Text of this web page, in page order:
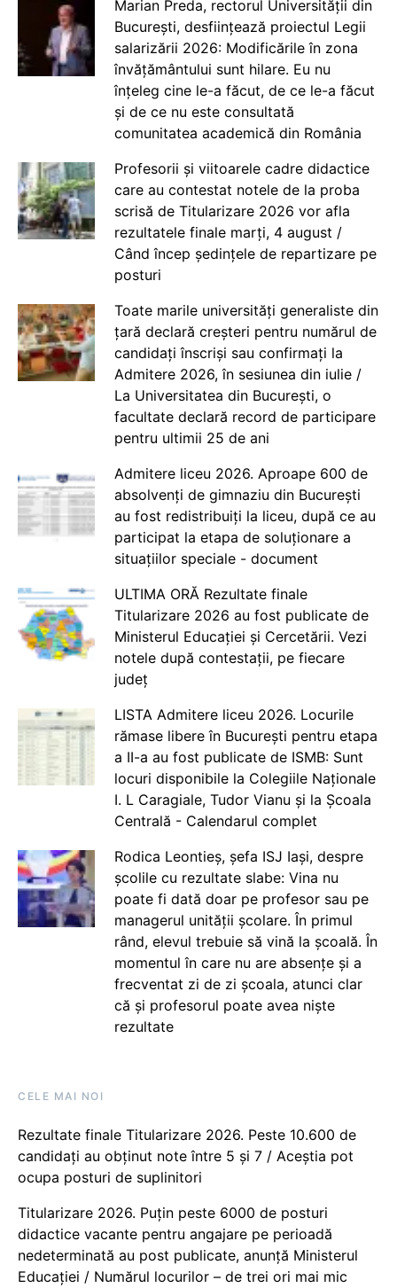
Marian Preda, rectorul Universității din
București, desființează proiectul Legii
salarizării 2026: Modificările în zona
învățământului sunt hilare. Eu nu
înțeleg cine le-a făcut, de ce le-a făcut
și de ce nu este consultată
comunitatea academică din România
Profesorii și viitoarele cadre didactice
care au contestat notele de la proba
scrisă de Titularizare 2026 vor afla
rezultatele finale marți, 4 august /
Când încep ședințele de repartizare pe
posturi
Toate marile universități generaliste din
țară declară creșteri pentru numărul de
candidați înscriși sau confirmați la
Admitere 2026, în sesiunea din iulie /
La Universitatea din București, o
facultate declară record de participare
pentru ultimii 25 de ani
Admitere liceu 2026. Aproape 600 de
absolvenți de gimnaziu din București
au fost redistribuiți la liceu, după ce au
participat la etapa de soluționare a
situațiilor speciale - document
ULTIMA ORĂ Rezultate finale
Titularizare 2026 au fost publicate de
Ministerul Educației și Cercetării. Vezi
notele după contestații, pe fiecare
județ
LISTA Admitere liceu 2026. Locurile
rămase libere în București pentru etapa
a II-a au fost publicate de ISMB: Sunt
locuri disponibile la Colegiile Naționale
I. L Caragiale, Tudor Vianu și la Școala
Centrală - Calendarul complet
Rodica Leontieș, șefa ISJ Iași, despre
școlile cu rezultate slabe: Vina nu
poate fi dată doar pe profesor sau pe
managerul unității școlare. În primul
rând, elevul trebuie să vină la școală. În
momentul în care nu are absențe și a
frecventat zi de zi școala, atunci clar
că și profesorul poate avea niște
rezultate
CELE MAI NOI
Rezultate finale Titularizare 2026. Peste 10.600 de
candidați au obținut note între 5 și 7 / Aceștia pot
ocupa posturi de suplinitori
Titularizare 2026. Puțin peste 6000 de posturi
didactice vacante pentru angajare pe perioadă
nedeterminată au post publicate, anunță Ministerul
Educației / Numărul locurilor – de trei ori mai mic